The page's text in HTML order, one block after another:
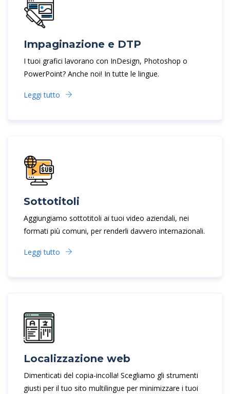
Impaginazione e DTP
I tuoi grafici lavorano con InDesign, Photoshop o
PowerPoint? Anche noi! In tutte le lingue.
Leggi tutto
Sottotitoli
Aggiungiamo sottotitoli ai tuoi video aziendali, nei
formati più comuni, per renderli davvero internazionali.
Leggi tutto
Localizzazione web
Dimenticati del copia-incolla! Scegliamo gli strumenti
giusti per il tuo sito multilingue per minimizzare i tuoi